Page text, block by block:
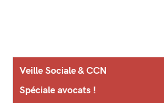
Veille Sociale & CCN
Spéciale avocats !